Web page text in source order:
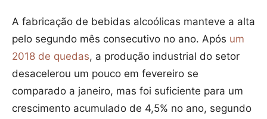
A fabricação de bebidas alcoólicas manteve a alta
pelo segundo mês consecutivo no ano. Após um
2018 de quedas, a produção industrial do setor
desacelerou um pouco em fevereiro se
comparado a janeiro, mas foi suficiente para um
crescimento acumulado de 4,5% no ano, segundo